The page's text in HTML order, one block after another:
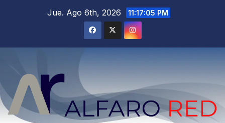
Jue. Ago 6th, 2026 11:17:07 PM